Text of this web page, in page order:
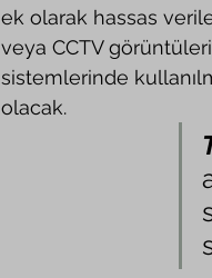
ek olarak hassas
veya CCTV
sistemlerinde
olacak.